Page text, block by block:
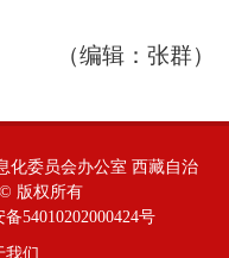
（编辑：张群）
化委员会办公室 西藏自治
版权所有
54010202000424号
我们